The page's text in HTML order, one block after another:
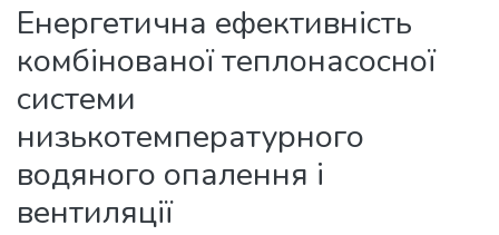
Енергетична ефективність
комбінованої теплонасосної
системи
низькотемпературного
водяного опалення і
вентиляції